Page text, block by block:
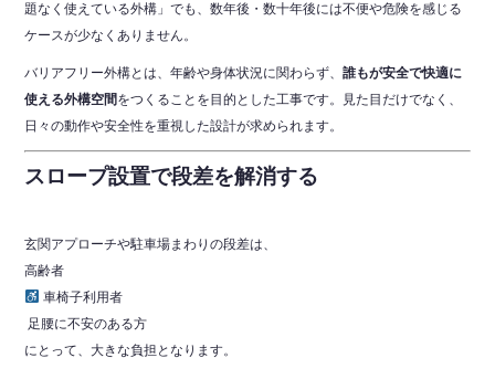
題なく使えている外構」でも、数年後・数十年後には不便や危険を感じる
ケースが少なくありません。
バリアフリー外構とは、年齢や身体状況に関わらず、誰もが安全で快適に
使える外構空間をつくることを目的とした工事です。見た目だけでなく、
日々の動作や安全性を重視した設計が求められます。
スロープ設置で段差を解消する
玄関アプローチや駐車場まわりの段差は、
‍高齢者
車椅子利用者
‍ 足腰に不安のある方
にとって、大きな負担となります。